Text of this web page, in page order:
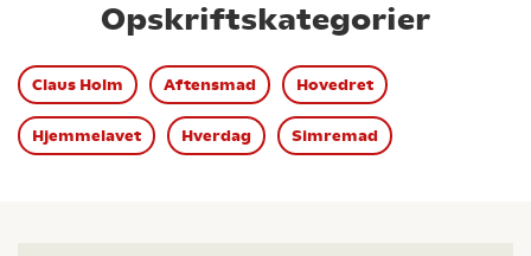
Opskriftskategorier
Claus Holm Aftensmad Hovedret
Hjemmelavet Hverdag Simremad